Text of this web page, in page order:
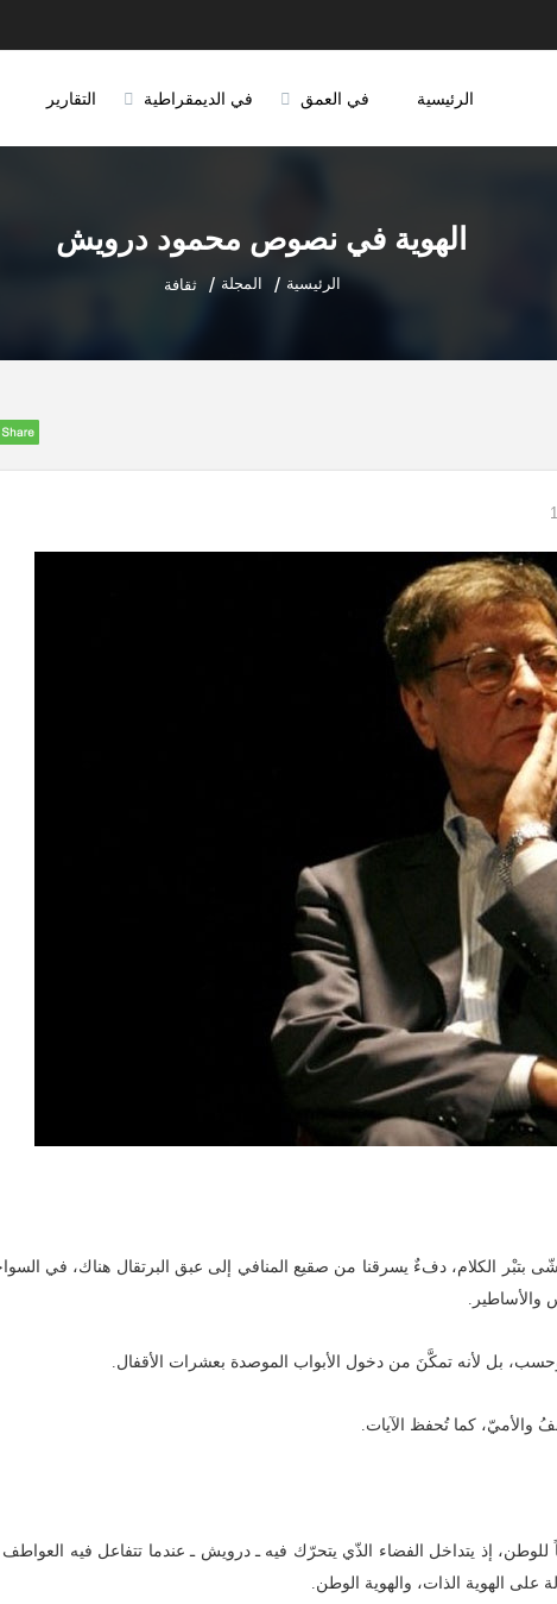
الرئيسية في العمق في الديمقراطية التقارير
الهوية في نصوص محمود درويش
الرئيسية المجلة ثقافة
الكلام، دفءٌ يسرقنا من صقيع المنافي إلى عبق البرتقال هناك، في
والأساطير.
بل لأنه تمكَّنَ من دخول الأبواب الموصدة بعشرات الأقفال.
والأميّ، كما تُحفظ الآيات.
إذ يتداخل الفضاء الذّي يتحرّك فيه ـ درويش ـ عندما تتفاعل فيه العواطف
على الهوية الذات، والهوية الوطن.